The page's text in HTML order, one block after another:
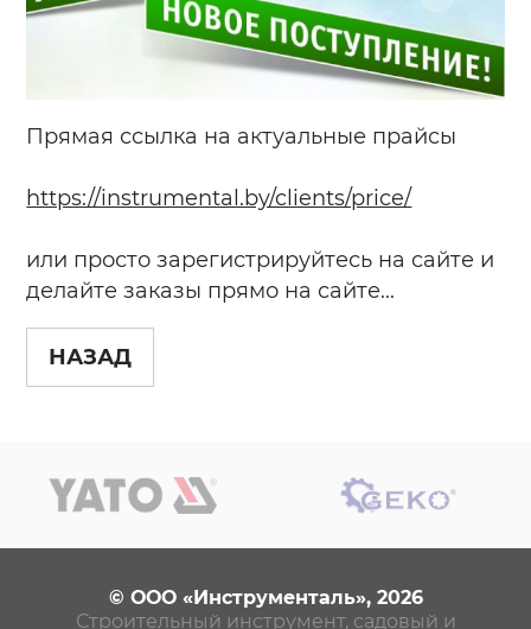
Прямая ссылка на актуальные прайсы
https://instrumental.by/clients/price/
или просто зарегистрируйтесь на сайте и
делайте заказы прямо на сайте...
НАЗАД
© ООО «Инструменталь», 2026
Строительный инструмент, садовый и